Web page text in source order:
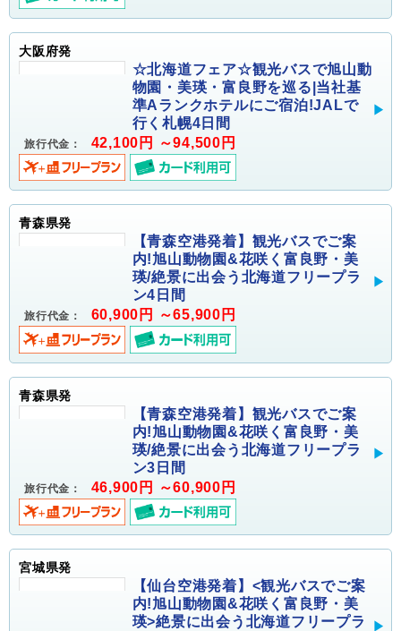
大阪府発
☆北海道フェア☆観光バスで旭山動
物園・美瑛・富良野を巡る|当社基
準Aランクホテルにご宿泊!JALで
行く札幌4日間
旅行代金： 42,100円 ～94,500円
青森県発
【青森空港発着】観光バスでご案
内!旭山動物園&花咲く富良野・美
瑛/絶景に出会う北海道フリープラ
ン4日間
旅行代金： 60,900円 ～65,900円
青森県発
【青森空港発着】観光バスでご案
内!旭山動物園&花咲く富良野・美
瑛/絶景に出会う北海道フリープラ
ン3日間
旅行代金： 46,900円 ～60,900円
宮城県発
【仙台空港発着】<観光バスでご案
内!旭山動物園&花咲く富良野・美
瑛>絶景に出会う北海道フリープラ